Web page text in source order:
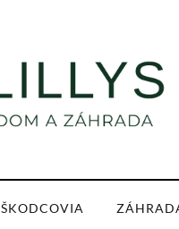
ŠKODCOVIA